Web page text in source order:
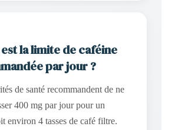
la limite de caféine
par jour ?
de santé recommandent de ne
400 mg par jour pour un
environ 4 tasses de café filtre.